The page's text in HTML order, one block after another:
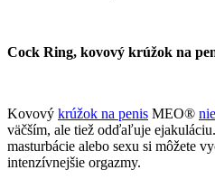
Cock Ring, kovový krúžok na
Kovový krúžok na penis MEO®
väčším, ale tiež odďaľuje
masturbácie alebo sexu si môžete
intenzívnejšie orgazmy.